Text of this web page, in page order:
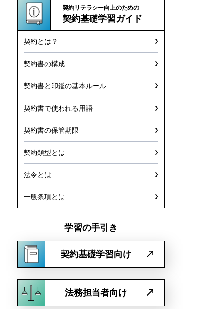
契約リテラシー向上のための
契約基礎学習ガイド
契約とは？
契約書の構成
契約書と印鑑の基本ルール
契約書で使われる用語
契約書の保管期限
契約類型とは
法令とは
一般条項とは
学習の手引き
契約基礎学習向け
法務担当者向け